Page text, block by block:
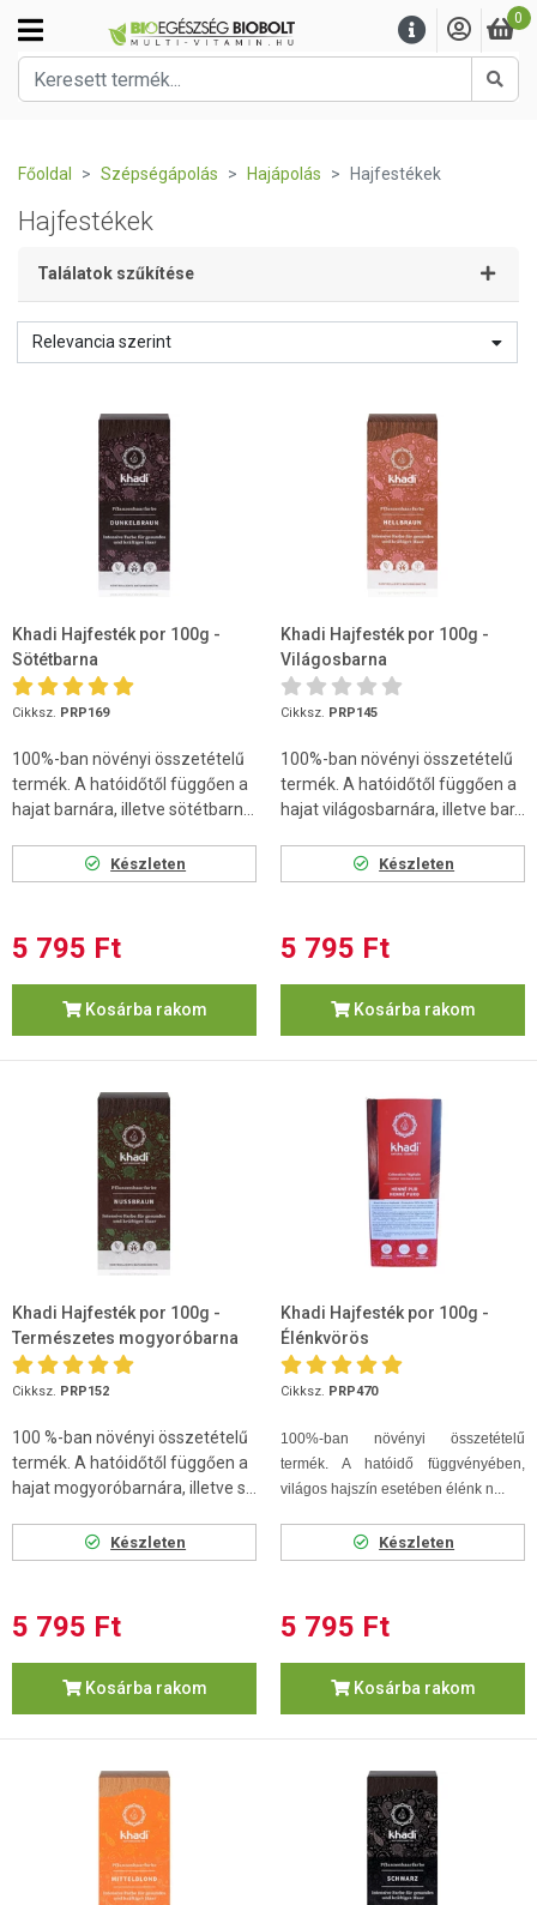
0
Főoldal Szépségápolás Hajápolás Hajfestékek
Hajfestékek
Találatok szűkítése
Relevancia szerint
Khadi Hajfesték por 100g -
Sötétbarna
Cikksz. PRP169
100%-ban növényi összetételű
termék. A hatóidőtől függően a
hajat barnára, illetve sötétbarn...
Készleten
5 795 Ft
Kosárba rakom
Khadi Hajfesték por 100g -
Világosbarna
Cikksz. PRP145
100%-ban növényi összetételű
termék. A hatóidőtől függően a
hajat világosbarnára, illetve bar...
Készleten
5 795 Ft
Kosárba rakom
Khadi Hajfesték por 100g -
Természetes mogyoróbarna
Cikksz. PRP152
100 %-ban növényi összetételű
termék. A hatóidőtől függően a
hajat mogyoróbarnára, illetve s...
Készleten
5 795 Ft
Kosárba rakom
Khadi Hajfesték por 100g -
Élénkvörös
Cikksz. PRP470
100%-ban növényi összetételű
termék. A hatóidő függvényében,
világos hajszín esetében élénk n...
Készleten
5 795 Ft
Kosárba rakom